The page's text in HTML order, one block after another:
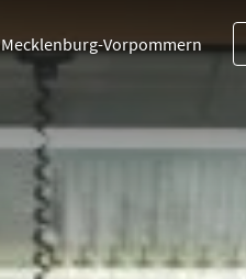
Mecklenburg-Vorpommern